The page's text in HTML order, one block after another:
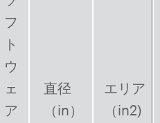
フ
ト
ウ
ェ
ア
直径
（in）
エリア
（in2)